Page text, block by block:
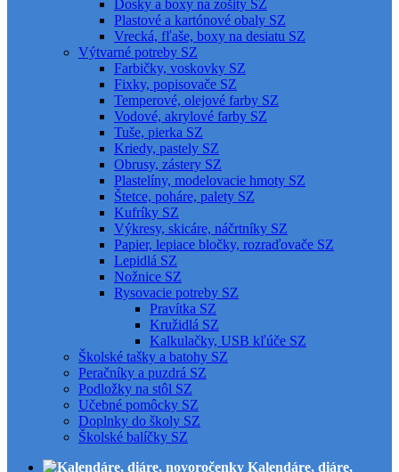
Dosky a boxy na zošity SZ
Plastové a kartónové obaly SZ
Vrecká, fľaše, boxy na desiatu SZ
Výtvarné potreby SZ
Farbičky, voskovky SZ
Fixky, popisovače SZ
Temperové, olejové farby SZ
Vodové, akrylové farby SZ
Tuše, pierka SZ
Kriedy, pastely SZ
Obrusy, zástery SZ
Plastelíny, modelovacie hmoty SZ
Štetce, poháre, palety SZ
Kufríky SZ
Výkresy, skicáre, náčrtníky SZ
Papier, lepiace bločky, rozraďovače SZ
Lepidlá SZ
Nožnice SZ
Rysovacie potreby SZ
Pravítka SZ
Kružidlá SZ
Kalkulačky, USB kľúče SZ
Školské tašky a batohy SZ
Peračníky a puzdrá SZ
Podložky na stôl SZ
Učebné pomôcky SZ
Doplnky do školy SZ
Školské balíčky SZ
Kalendáre, diáre,